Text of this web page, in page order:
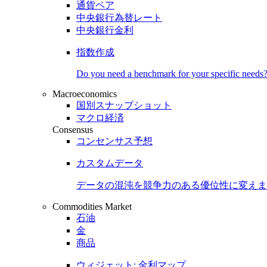
通貨ペア
中央銀行為替レート
中央銀行金利
指数作成
Do you need a benchmark for your specific needs?
Macroeconomics
国別スナップショット
マクロ経済
Consensus
コンセンサス予想
カスタムデータ
データの混沌を競争力のある優位性に変え
Commodities Market
石油
金
商品
ウィジェット: 金利マップ